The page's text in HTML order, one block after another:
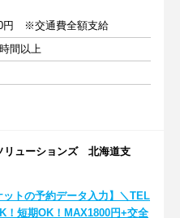
円 ※交通費全額支給
間以上
リューションズ 北海道支
ットの予約データ入力】＼TEL
！短期OK！MAX1800円+交全